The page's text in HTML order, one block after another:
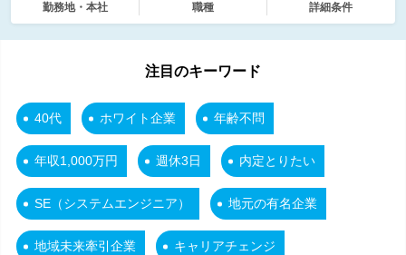
勤務地・本社 職種 詳細条件
注目のキーワード
40代 ホワイト企業 年齢不問
年収1,000万円 週休3日 内定とりたい
SE（システムエンジニア） 地元の有名企業
地域未来牽引企業 キャリアチェンジ